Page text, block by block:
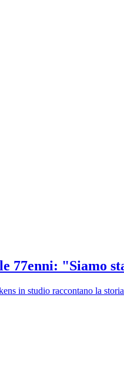
77enni: "Siamo
in studio raccontano la